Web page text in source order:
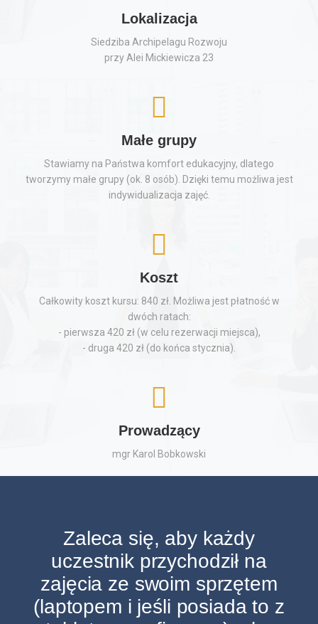
Lokalizacja
Siedziba Archipelagu Rozwoju
przy Alei Mickiewicza 23
Małe grupy
Stawiamy na Państwa komfort edukacyjny, dlatego
tworzymy małe grupy (ok. 8 osób). Dzięki temu możliwa jest
indywidualizacja zajęć.
Koszt
Całkowity koszt kursu: 840 zł. Możliwa jest płatność w
dwóch ratach:
- pierwsza 420 zł (w celu rezerwacji miejsca),
- druga 420 zł (do końca stycznia).
Prowadzący
mgr Karol Bobkowski
Zaleca się, aby każdy
uczestnik przychodził na
zajęcia ze swoim sprzętem
(laptopem i jeśli posiada to z